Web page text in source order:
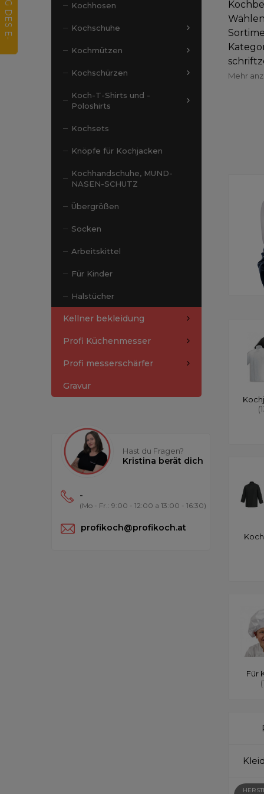
Kochhosen
Kochschuhe
Kochmützen
Kochschürzen
Koch-T-Shirts und -
Poloshirts
Kochsets
Knöpfe für Kochjacken
Kochhandschuhe, MUND-
NASEN-SCHUTZ
Übergrößen
Socken
Arbeitskittel
Für Kinder
Halstücher
Kellner bekleidung
Profi Küchenmesser
Profi messerschärfer
Gravur
Hast du Fragen?
Kristina berät dich
-
(Mo - Fr.: 9:00 - 12:00 a 13:00 - 16:30)
profikoch@profikoch.at
Mehr
Für